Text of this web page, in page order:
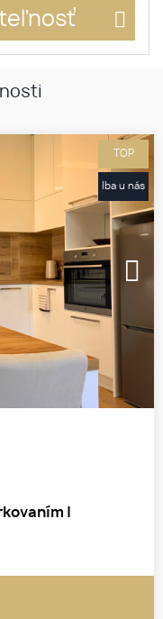
|
TOP
Iba u nás